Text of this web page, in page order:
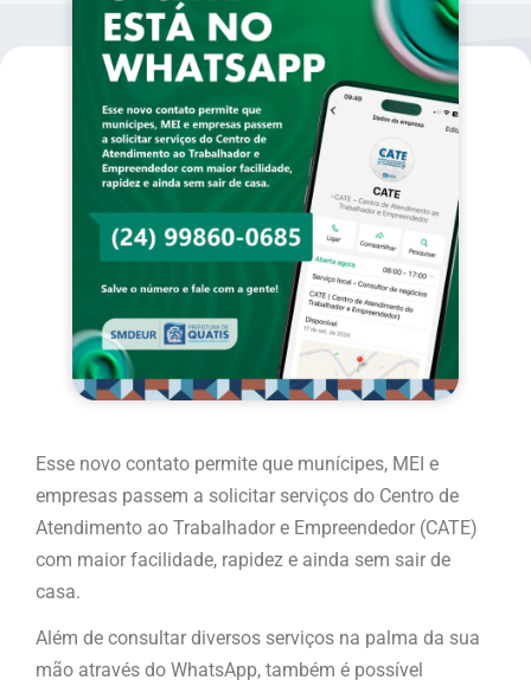
Esse novo contato permite que munícipes, MEI e
empresas passem a solicitar serviços do Centro de
Atendimento ao Trabalhador e Empreendedor (CATE)
com maior facilidade, rapidez e ainda sem sair de
casa.
Além de consultar diversos serviços na palma da sua
mão através do WhatsApp, também é possível